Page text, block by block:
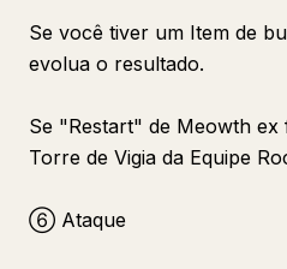
Se você tiver um Item de
evolua o resultado.
Se "Restart" de Meowth
Torre de Vigia da Equipe
⑥ Ataque